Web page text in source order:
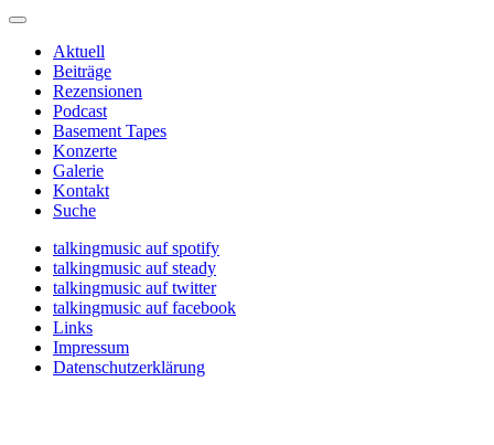
Aktuell
Beiträge
Rezensionen
Podcast
Basement Tapes
Konzerte
Galerie
Kontakt
Suche
talkingmusic auf spotify
talkingmusic auf steady
talkingmusic auf twitter
talkingmusic auf facebook
Links
Impressum
Datenschutzerklärung